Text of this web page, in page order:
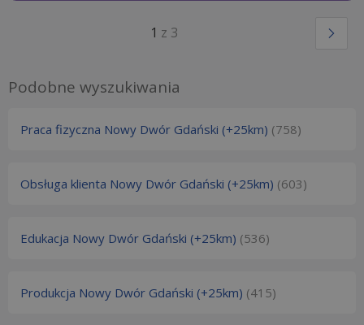
1 z 3
Podobne wyszukiwania
Praca fizyczna Nowy Dwór Gdański (+25km) (758)
Obsługa klienta Nowy Dwór Gdański (+25km) (603)
Edukacja Nowy Dwór Gdański (+25km) (536)
Produkcja Nowy Dwór Gdański (+25km) (415)